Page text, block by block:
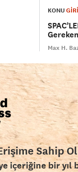
KONU
Max H.
Erişime Sahip
içeriğine bir